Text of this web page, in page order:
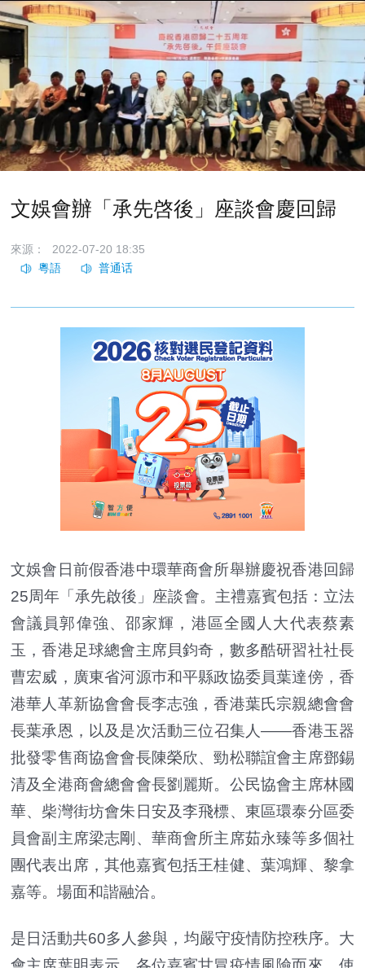
文娛會辦「承先啓後」座談會慶回歸
來源： 2022-07-20 18:35
文娛會日前假香港中環華商會所舉辦慶祝香港回歸
25周年「承先啟後」座談會。主禮嘉賓包括：立法
會議員郭偉強、邵家輝，港區全國人大代表蔡素
玉，香港足球總會主席貝鈞奇，數多酷研習社社長
曹宏威，廣東省河源巿和平縣政協委員葉達傍，香
港華人革新協會會長李志強，香港葉氏宗親總會會
長葉承恩，以及是次活動三位召集人——香港玉器
批發零售商協會會長陳榮欣、勁松聯誼會主席鄧錫
清及全港商會總會會長劉麗斯。公民協會主席林國
華、柴灣街坊會朱日安及李飛標、東區環泰分區委
員會副主席梁志剛、華商會所主席茹永臻等多個社
團代表出席，其他嘉賓包括王桂健、葉鴻輝、黎拿
嘉等。場面和諧融洽。
是日活動共60多人參與，均嚴守疫情防控秩序。大